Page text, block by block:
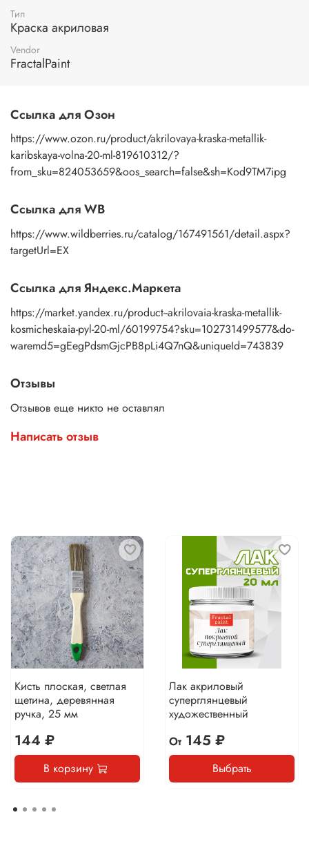
Тип
Краска акриловая
Vendor
FractalPaint
Ссылка для Озон
https://www.ozon.ru/product/akrilovaya-kraska-metallik-
karibskaya-volna-20-ml-819610312/?
from_sku=824053659&oos_search=false&sh=Kod9TM7ipg
Ссылка для WB
https://www.wildberries.ru/catalog/167491561/detail.aspx?
targetUrl=EX
Ссылка для Яндекс.Маркета
https://market.yandex.ru/product--akrilovaia-kraska-metallik-
kosmicheskaia-pyl-20-ml/60199754?sku=102731499577&do-
waremd5=gEegPdsmGjcPB8pLi4Q7nQ&uniqueId=743839
Отзывы
Отзывов еще никто не оставлял
Написать отзыв
Кисть плоская, светлая
щетина, деревянная
ручка, 25 мм
144 ₽
В корзину
Лак акриловый
суперглянцевый
художественный
От145 ₽
Выбрать